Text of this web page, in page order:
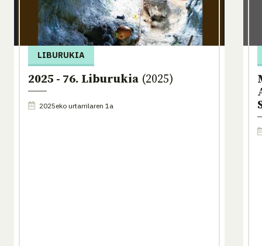
LIBURUKIA
2025 - 76. Liburukia (2025)
2025eko urtarrilaren 1a